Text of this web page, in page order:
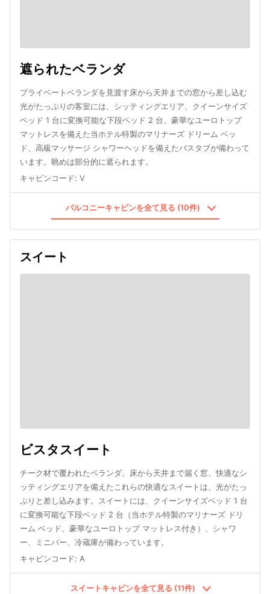
遮られたベランダ
プライベートベランダを見渡す床から天井までの窓から差し込む
光がたっぷりの客室には、シッティングエリア、クイーンサイズ
ベッド 1 台に変換可能な下段ベッド 2 台、豪華なユーロトップ
マットレスを備えた当ホテル特製のマリナーズ ドリーム ベッ
ド、高級マッサージ シャワーヘッドを備えたバスタブが備わって
います。眺めは部分的に遮られます。
キャビンコード: V
バルコニーキャビンを全て見る (10件)
スイート
ビスタスイート
チーク材で覆われたベランダ、床から天井まで届く窓、快適なシ
ッティングエリアを備えたこれらの快適なスイートは、光がたっ
ぷりと差し込みます。スイートには、クイーンサイズベッド 1 台
に変換可能な下段ベッド 2 台（当ホテル特製のマリナーズ ドリ
ーム ベッド、豪華なユーロトップ マットレス付き）、シャワ
ー、ミニバー、冷蔵庫が備わっています。
キャビンコード: A
スイートキャビンを全て見る (11件)